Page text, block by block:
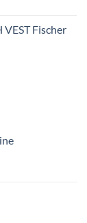
VEST Fischer